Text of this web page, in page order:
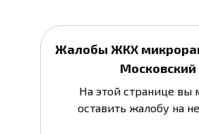
Жалобы ЖКХ
Московский
На этой странице вы
оставить жалобу на